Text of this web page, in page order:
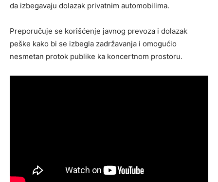
da izbegavaju dolazak privatnim automobilima.
Preporučuje se korišćenje javnog prevoza i dolazak
peške kako bi se izbegla zadržavanja i omogućio
nesmetan protok publike ka koncertnom prostoru.